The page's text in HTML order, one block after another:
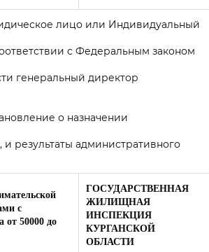
лицо или Индивидуальный
с Федеральным законом
генеральный директор
о назначении
результаты административного
с
50000 до
ГОСУДАРСТВЕННАЯ
ЖИЛИЩНАЯ
ИНСПЕКЦИЯ
КУРГАНСКОЙ
ОБЛАСТИ